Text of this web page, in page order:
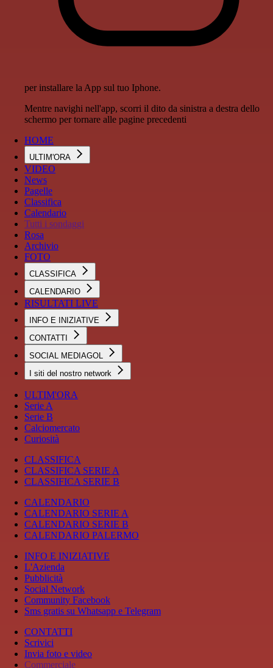
per installare la App sul tuo Iphone.
Mentre navighi nell'app, scorri il dito da sinistra a destra dello
schermo per tornare alle pagine precedenti
HOME
ULTIM'ORA
VIDEO
News
Pagelle
Classifica
Calendario
Tutti i sondaggi
Rosa
Archivio
FOTO
CLASSIFICA
CALENDARIO
RISULTATI LIVE
INFO E INIZIATIVE
CONTATTI
SOCIAL MEDIAGOL
I siti del nostro network
ULTIM'ORA
Serie A
Serie B
Calciomercato
Curiosità
CLASSIFICA
CLASSIFICA SERIE A
CLASSIFICA SERIE B
CALENDARIO
CALENDARIO SERIE A
CALENDARIO SERIE B
CALENDARIO PALERMO
INFO E INIZIATIVE
L'Azienda
Pubblicità
Social Network
Community Facebook
Sms gratis su Whatsapp e Telegram
CONTATTI
Scrivici
Invia foto e video
Commerciale